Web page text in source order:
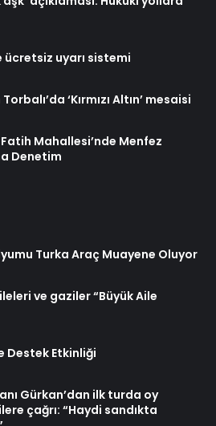
ücretsiz uyarı sistemi
‘Kırmızı Altın’ mesaisi
Mahallesi’nde Menfez
Denetim
Turka Araç Muayene Oluyor
ve gaziler “Büyük Aile
Destek Etkinliği
Gürkan’dan ilk turda oy
çağrı: “Haydi sandıkta